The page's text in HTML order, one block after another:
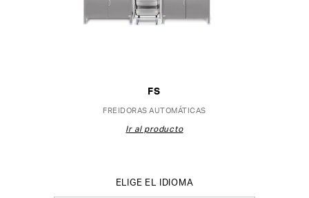
FS
FREIDORAS AUTOMÁTICAS
Ir al producto
ELIGE EL IDIOMA